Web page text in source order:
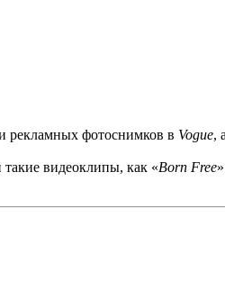
рекламных фотоснимков в Vogue,
видеоклипы, как «Born Free